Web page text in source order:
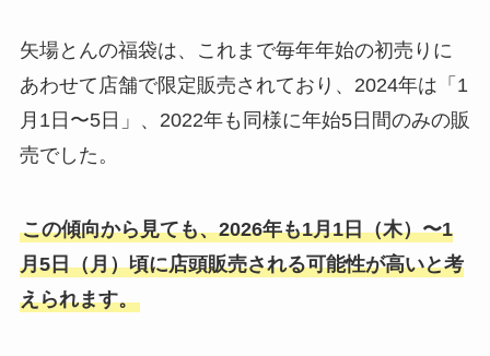
矢場とんの福袋は、これまで毎年年始の初売りに
あわせて店舗で限定販売されており、2024年は「1
月1日〜5日」、2022年も同様に年始5日間のみの販
売でした。
この傾向から見ても、2026年も1月1日（木）〜1
月5日（月）頃に店頭販売される可能性が高いと考
えられます。